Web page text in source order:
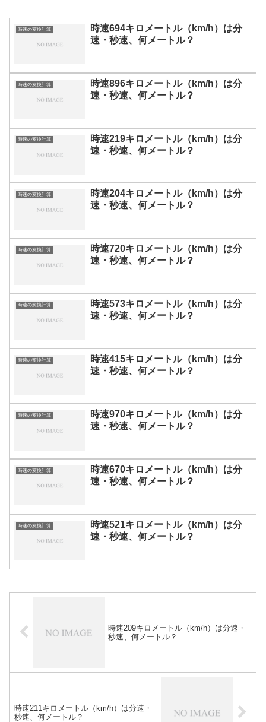
時速の変換計算
時速694キロメートル（km/h）は分
速・秒速、何メートル？
時速の変換計算
時速896キロメートル（km/h）は分
速・秒速、何メートル？
時速の変換計算
時速219キロメートル（km/h）は分
速・秒速、何メートル？
時速の変換計算
時速204キロメートル（km/h）は分
速・秒速、何メートル？
時速の変換計算
時速720キロメートル（km/h）は分
速・秒速、何メートル？
時速の変換計算
時速573キロメートル（km/h）は分
速・秒速、何メートル？
時速の変換計算
時速415キロメートル（km/h）は分
速・秒速、何メートル？
時速の変換計算
時速970キロメートル（km/h）は分
速・秒速、何メートル？
時速の変換計算
時速670キロメートル（km/h）は分
速・秒速、何メートル？
時速の変換計算
時速521キロメートル（km/h）は分
速・秒速、何メートル？
時速209キロメートル（km/h）は分速・
秒速、何メートル？
時速211キロメートル（km/h）は分速・
秒速、何メートル？